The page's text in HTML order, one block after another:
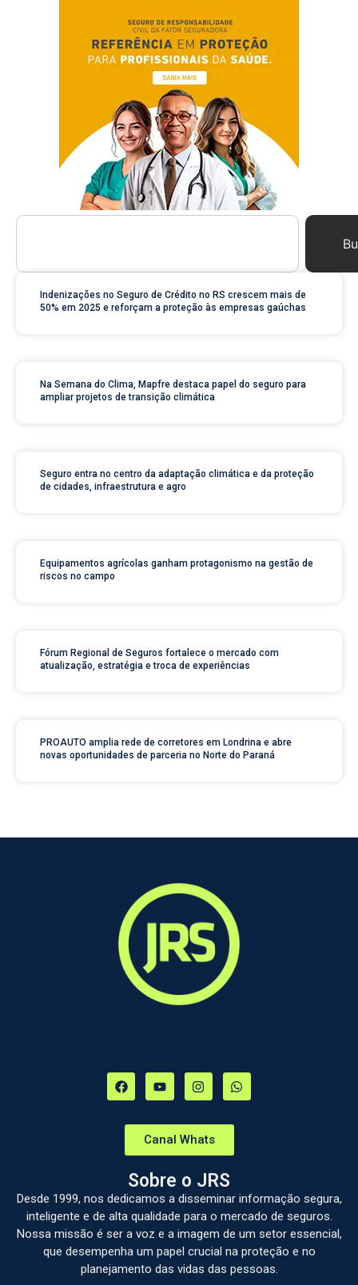
Indenizações no Seguro de Crédito no RS crescem mais de
50% em 2025 e reforçam a proteção às empresas gaúchas
Na Semana do Clima, Mapfre destaca papel do seguro para
ampliar projetos de transição climática
Seguro entra no centro da adaptação climática e da proteção
de cidades, infraestrutura e agro
Equipamentos agrícolas ganham protagonismo na gestão de
riscos no campo
Fórum Regional de Seguros fortalece o mercado com
atualização, estratégia e troca de experiências
PROAUTO amplia rede de corretores em Londrina e abre
novas oportunidades de parceria no Norte do Paraná
Canal Whats
Sobre o JRS
Desde 1999, nos dedicamos a disseminar informação segura,
inteligente e de alta qualidade para o mercado de seguros.
Nossa missão é ser a voz e a imagem de um setor essencial,
que desempenha um papel crucial na proteção e no
planejamento das vidas das pessoas.